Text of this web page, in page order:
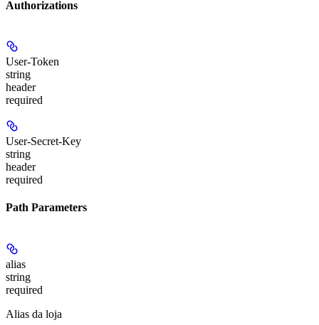
Authorizations
User-Token
string
header
required
User-Secret-Key
string
header
required
Path Parameters
alias
string
required
Alias da loja